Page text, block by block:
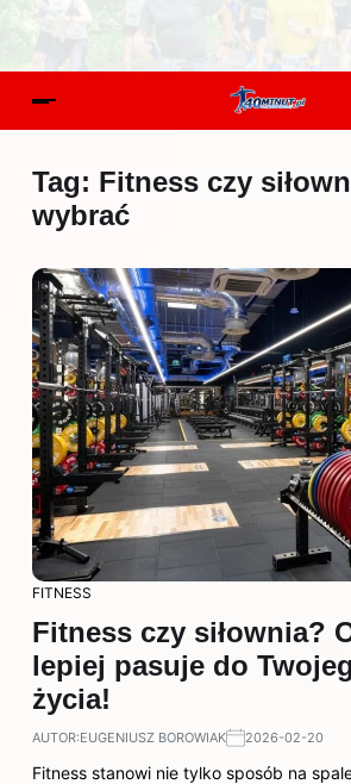
Tag: Fitness czy
wybrać
FITNESS
Fitness czy siłownia?
lepiej pasuje do
życia!
AUTOR:EUGENIUSZ BOROWIAK 2026-02-20
Fitness stanowi nie tylko sposób na